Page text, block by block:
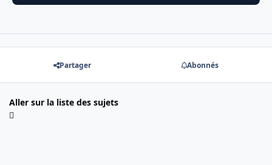
Partager Abonnés
Aller sur la liste des sujets